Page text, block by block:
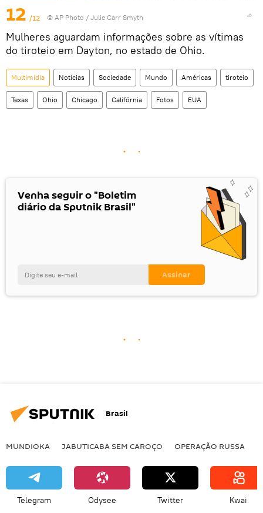
12 /12 © AP Photo / Julie Carr Smyth
Mulheres aguardam informações sobre as vítimas
do tiroteio em Dayton, no estado de Ohio.
Multimídia Notícias Sociedade Mundo Américas tiroteio
Texas Ohio Chicago Califórnia Fotos EUA
Venha seguir o "Boletim
diário da Sputnik Brasil"
Brasil
MUNDIOKA JABUTICABA SEM CAROÇO OPERAÇÃO RUSSA
Telegram Odysee Twitter Kwai